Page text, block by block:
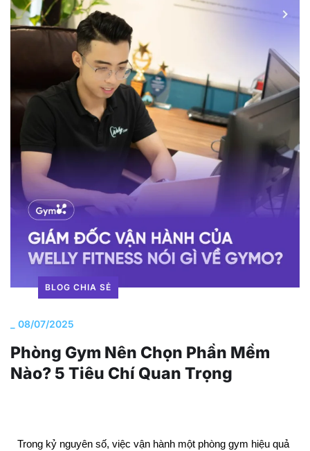
BLOG CHIA SẺ
08/07/2025
Phòng Gym Nên Chọn Phần Mềm
Nào? 5 Tiêu Chí Quan Trọng
Trong kỷ nguyên số, việc vận hành một phòng gym hiệu quả